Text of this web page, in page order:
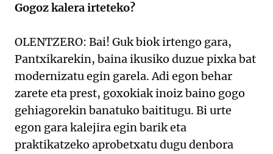
Gogoz kalera irteteko?
OLENTZERO: Bai! Guk biok irtengo gara,
Pantxikarekin, baina ikusiko duzue pixka bat
modernizatu egin garela. Adi egon behar
zarete eta prest, goxokiak inoiz baino gogo
gehiagorekin banatuko baititugu. Bi urte
egon gara kalejira egin barik eta
praktikatzeko aprobetxatu dugu denbora